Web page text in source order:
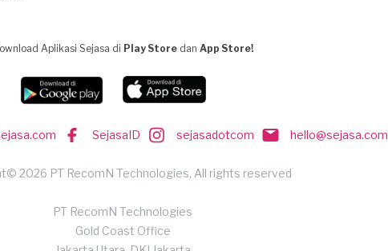
Aplikasi Sejasa di Play Store dan App Store!
SejasaID sejasadotcom hello@sejasa.com
2026 PT RecomN Technologies, All rights reserved
PT RecomN Technologies
Gold Coast Office